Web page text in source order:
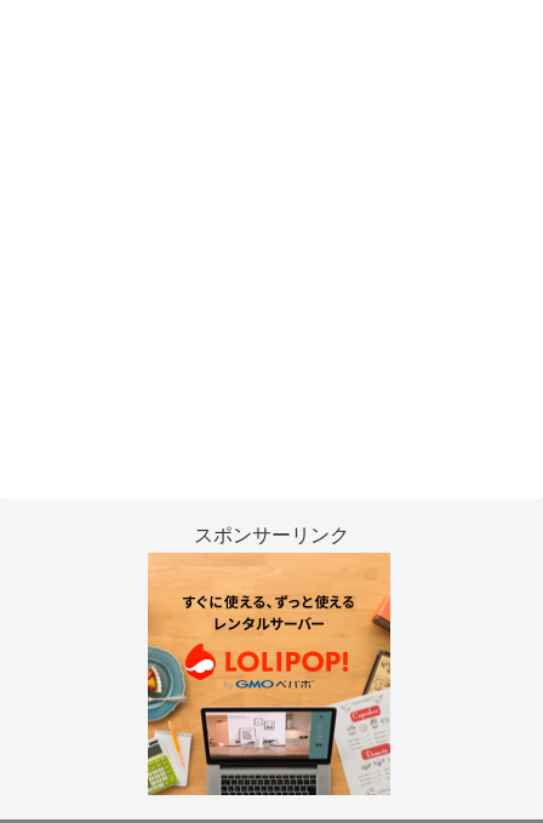
スポンサーリンク